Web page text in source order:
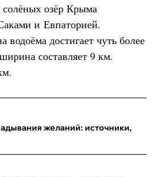
озёр Крыма
и Евпаторией.
водоёма достигает чуть более
составляет 9 км.
желаний: источники,